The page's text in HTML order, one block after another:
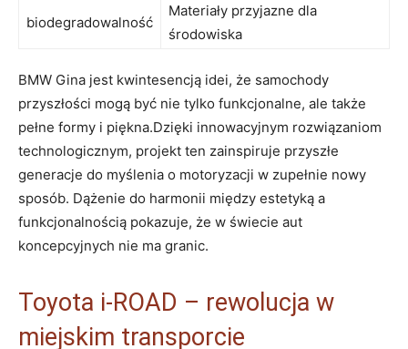
biodegradowalność
Materiały przyjazne dla
środowiska
BMW Gina jest kwintesencją idei, że samochody
przyszłości mogą być nie tylko funkcjonalne, ale także
pełne formy i piękna.Dzięki innowacyjnym rozwiązaniom
technologicznym, projekt ten zainspiruje przyszłe
generacje do myślenia o motoryzacji w zupełnie nowy
sposób. Dążenie do harmonii między estetyką a
funkcjonalnością pokazuje, że w świecie aut
koncepcyjnych nie ma granic.
Toyota i-ROAD – rewolucja w
miejskim transporcie